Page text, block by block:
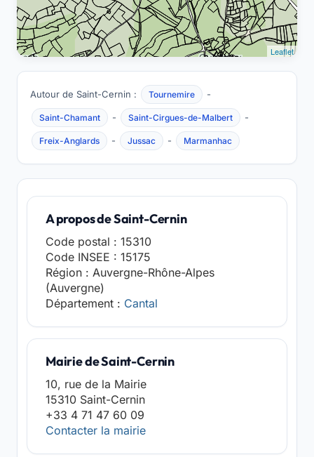
Leaflet
Autour de Saint-Cernin : Tournemire -
Saint-Chamant - Saint-Cirgues-de-Malbert -
Freix-Anglards - Jussac - Marmanhac
A propos de Saint-Cernin
Code postal : 15310
Code INSEE : 15175
Région : Auvergne-Rhône-Alpes
(Auvergne)
Département : Cantal
Mairie de Saint-Cernin
10, rue de la Mairie
15310 Saint-Cernin
+33 4 71 47 60 09
Contacter la mairie